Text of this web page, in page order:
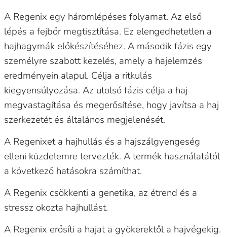
A Regenix egy háromlépéses folyamat. Az első
lépés a fejbőr megtisztítása. Ez elengedhetetlen a
hajhagymák előkészítéséhez. A második fázis egy
személyre szabott kezelés, amely a hajelemzés
eredményein alapul. Célja a ritkulás
kiegyensúlyozása. Az utolsó fázis célja a haj
megvastagítása és megerősítése, hogy javítsa a haj
szerkezetét és általános megjelenését.
A Regenixet a hajhullás és a hajszálgyengeség
elleni küzdelemre tervezték. A termék használatától
a következő hatásokra számíthat.
A Regenix csökkenti a genetika, az étrend és a
stressz okozta hajhullást.
A Regenix erősíti a hajat a gyökerektől a hajvégekig.